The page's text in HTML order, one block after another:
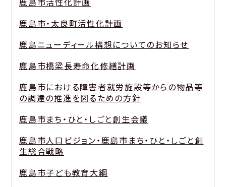
鹿島市・太良町活性化計画
鹿島ニューディール構想についてのお知らせ
鹿島市橋梁長寿命化修繕計画
鹿島市における障害者就労施設等からの物品等
の調達の推進を図るための方針
鹿島市まち・ひと・しごと創生会議
鹿島市人口ビジョン・鹿島市まち・ひと・しごと創
生総合戦略
鹿島市子ども教育大綱